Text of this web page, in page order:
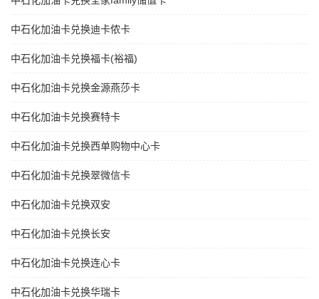
中石化加油卡兑换迪卡侬卡
中石化加油卡兑换福卡(裕福)
中石化加油卡兑换金源燕莎卡
中石化加油卡兑换赛特卡
中石化加油卡兑换西单购物中心卡
中石化加油卡兑换翠微信卡
中石化加油卡兑换双安
中石化加油卡兑换长安
中石化加油卡兑换连心卡
中石化加油卡兑换华瑞卡